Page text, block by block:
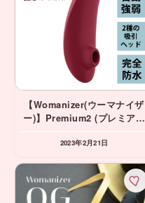
【Womanizer(ウーマナイザ
ー)】Premium2 (プレミアム
2023年2月21日